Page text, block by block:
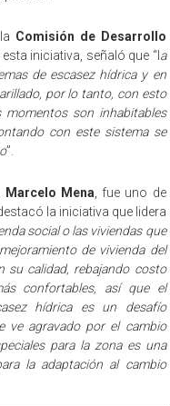
Comisión de Desarrollo
esta iniciativa, señaló que “l a
de escasez hídrica y en
por lo tanto, con esto
son inhabitables
con este sistema se
”.
Marcelo Mena , fue uno de
la iniciativa que lidera
social o las viviendas que
de vivienda del
su calidad, rebajando costo
confortables, así que el
hídrica es un desafío
ve agravado por el cambio
para la zona es una
la adaptación al cambio